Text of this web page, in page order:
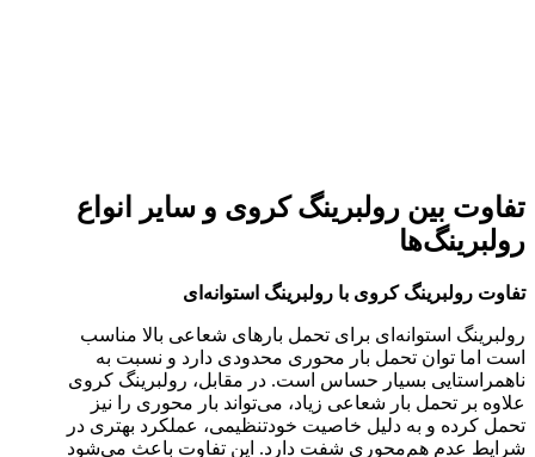
تفاوت بین رولبرینگ کروی و سایر انواع
رولبرینگ‌ها
تفاوت رولبرینگ کروی با رولبرینگ استوانه‌ای
رولبرینگ استوانه‌ای برای تحمل بارهای شعاعی بالا مناسب
است اما توان تحمل بار محوری محدودی دارد و نسبت به
ناهمراستایی بسیار حساس است. در مقابل، رولبرینگ کروی
علاوه بر تحمل بار شعاعی زیاد، می‌تواند بار محوری را نیز
تحمل کرده و به دلیل خاصیت خودتنظیمی، عملکرد بهتری در
شرایط عدم هم‌محوری شفت دارد. این تفاوت باعث می‌شود